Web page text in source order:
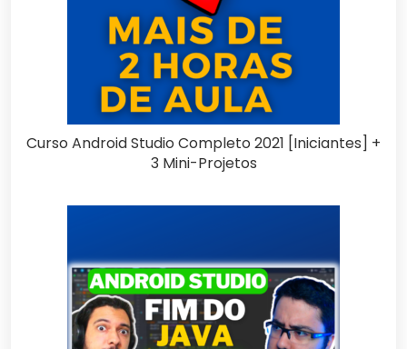
Curso Android Studio Completo 2021 [Iniciantes] +
3 Mini-Projetos